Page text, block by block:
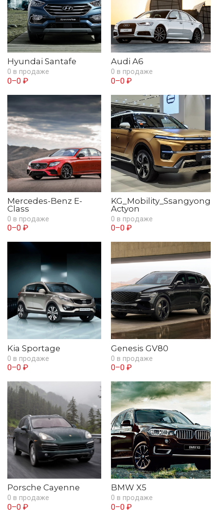
Hyundai Santafe
0 в продаже
0–0 ₽
Audi A6
0 в продаже
0–0 ₽
Mercedes-Benz E-
Class
0 в продаже
0–0 ₽
KG_Mobility_Ssangyong
Actyon
0 в продаже
0–0 ₽
Kia Sportage
0 в продаже
0–0 ₽
Genesis GV80
0 в продаже
0–0 ₽
Porsche Cayenne
0 в продаже
0–0 ₽
BMW X5
0 в продаже
0–0 ₽